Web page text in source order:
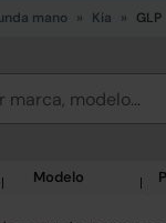
mano Kia GLP
Modelo